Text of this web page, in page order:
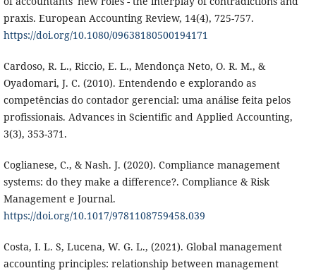
praxis. European Accounting Review, 14(4), 725-757.
https://doi.org/10.1080/09638180500194171
Cardoso, R. L., Riccio, E. L., Mendonça Neto, O. R. M., &
Oyadomari, J. C. (2010). Entendendo e explorando as
competências do contador gerencial: uma análise feita pelos
profissionais. Advances in Scientific and Applied Accounting,
3(3), 353-371.
Coglianese, C., & Nash. J. (2020). Compliance management
systems: do they make a difference?. Compliance & Risk
Management e Journal.
https://doi.org/10.1017/9781108759458.039
Costa, I. L. S, Lucena, W. G. L., (2021). Global management
accounting principles: relationship between management